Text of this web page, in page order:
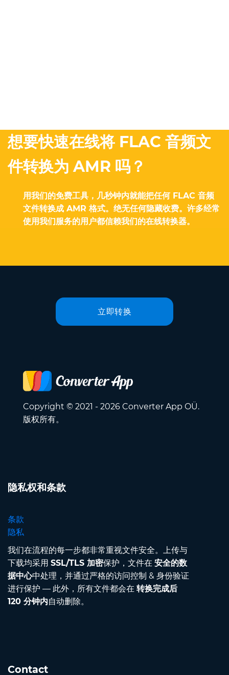
想要快速在线将 FLAC 音频文
件转换为 AMR 吗？
用我们的免费工具，几秒钟内就能把任何 FLAC 音频
文件转换成 AMR 格式。绝无任何隐藏收费。许多经常
使用我们服务的用户都信赖我们的在线转换器。
立即转换
Copyright © 2021 - 2026 Converter App OÜ.
版权所有。
隐私权和条款
条款
隐私
我们在流程的每一步都非常重视文件安全。上传与
下载均采用 SSL/TLS 加密保护，文件在 安全的数
据中心中处理，并通过严格的访问控制 & 身份验证
进行保护 — 此外，所有文件都会在 转换完成后
120 分钟内自动删除。
Contact